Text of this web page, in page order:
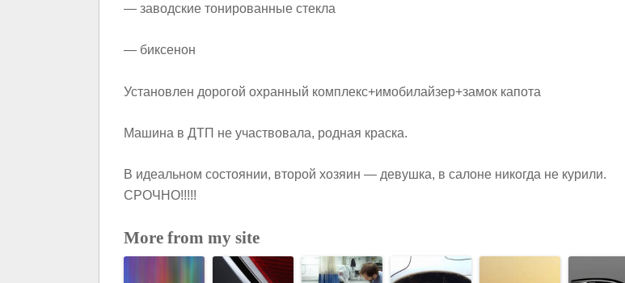
— заводские тонированные стекла
— биксенон
Установлен дорогой охранный комплекс+имобилайзер+замок капота
Машина в ДТП не участвовала, родная краска.
В идеальном состоянии, второй хозяин — девушка, в салоне никогда не курили.
СРОЧНО!!!!!
More from my site